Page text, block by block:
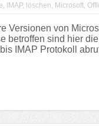
IMAP, löschen Microsoft,
Versionen von
betroffen sind hier
IMAP Protokoll